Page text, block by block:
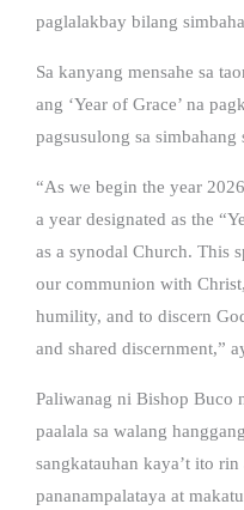
paglalakbay bilang
Sa kanyang mensahe sa
ang ‘Year of Grace’ na
pagsusulong sa simbahang
“As we begin the year
a year designated as the
as a synodal Church. This
our communion with
humility, and to discern
and shared discernment,”
Paliwanag ni Bishop Buco
paalala sa walang
sangkatauhan kaya’t ito
pananampalataya at